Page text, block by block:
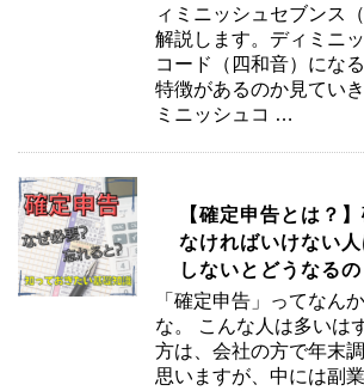
ィミニッシュセブンス
解説します。ディミニ
コード（四和音）にな
特徴があるのか見てい
ミニッシュコ …
【確定申告とは？
なければいけない人
しないとどうなるの
「確定申告」ってなん
な。 こんな人は多いは
方は、会社の方で年末
思いますが、中には副